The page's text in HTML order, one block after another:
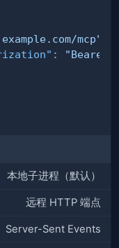
mcp"
:
"Bearer
本地子进程（默认）
远程 HTTP 端点
Server-Sent Events